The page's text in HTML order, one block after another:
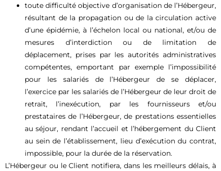
toute difficulté objective d’organisation de l’Hébergeur,
résultant de la propagation ou de la circulation active
d’une épidémie, à l’échelon local ou national, et/ou de
mesures d’interdiction ou de limitation de
déplacement, prises par les autorités administratives
compétentes, emportant par exemple l’impossibilité
pour les salariés de l’Hébergeur de se déplacer,
l’exercice par les salariés de l’Hébergeur de leur droit de
retrait, l’inexécution, par les fournisseurs et/ou
prestataires de l’Hébergeur, de prestations essentielles
au séjour, rendant l’accueil et l’hébergement du Client
au sein de l’établissement, lieu d’exécution du contrat,
impossible, pour la durée de la réservation.
L’Hébergeur ou le Client notifiera, dans les meilleurs délais, à